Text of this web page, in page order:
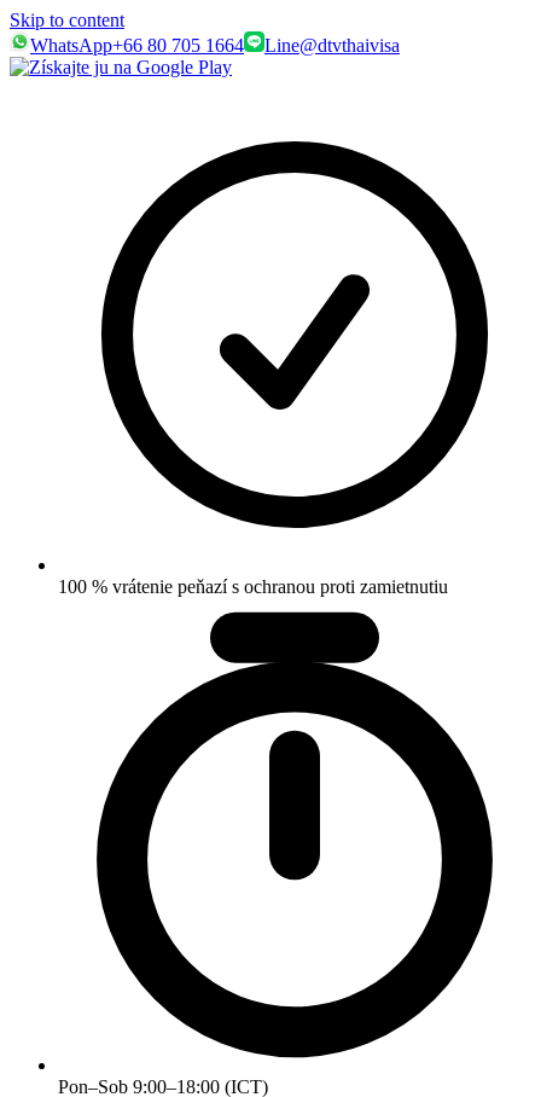
Skip to content
WhatsApp+66 80 705 1664 Line@dtvthaivisa
100 % vrátenie peňazí s ochranou proti zamietnutiu
Pon–Sob 9:00–18:00 (ICT)